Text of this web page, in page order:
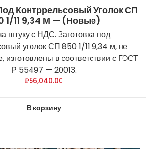
Контррельсовый Уголок СП
1/11 9,34 М — (новые)
штуку с НДС. Заготовка под
уголок СП 850 1/11 9,34 м, не
изготовлены в соответствии с ГОСТ
Р 55497 — 20013.
₽56,040.00
В корзину